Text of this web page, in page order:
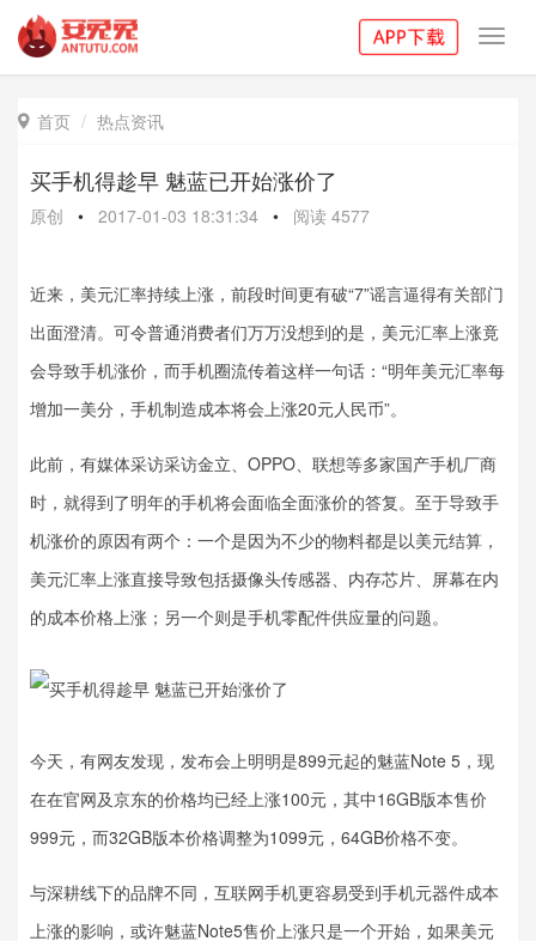
 首页 热点资讯
买手机得趁早 魅蓝已开始涨价了
原创 • 2017-01-03 18:31:34 • 阅读 4577
近来，美元汇率持续上涨，前段时间更有破“7”谣言逼得有关部门
出面澄清。可令普通消费者们万万没想到的是，美元汇率上涨竟
会导致手机涨价，而手机圈流传着这样一句话：“明年美元汇率每
增加一美分，手机制造成本将会上涨20元人民币”。
此前，有媒体采访采访金立、OPPO、联想等多家国产手机厂商
时，就得到了明年的手机将会面临全面涨价的答复。至于导致手
机涨价的原因有两个：一个是因为不少的物料都是以美元结算，
美元汇率上涨直接导致包括摄像头传感器、内存芯片、屏幕在内
的成本价格上涨；另一个则是手机零配件供应量的问题。
今天，有网友发现，发布会上明明是899元起的魅蓝Note 5，现
在在官网及京东的价格均已经上涨100元，其中16GB版本售价
999元，而32GB版本价格调整为1099元，64GB价格不变。
与深耕线下的品牌不同，互联网手机更容易受到手机元器件成本
上涨的影响，或许魅蓝Note5售价上涨只是一个开始，如果美元